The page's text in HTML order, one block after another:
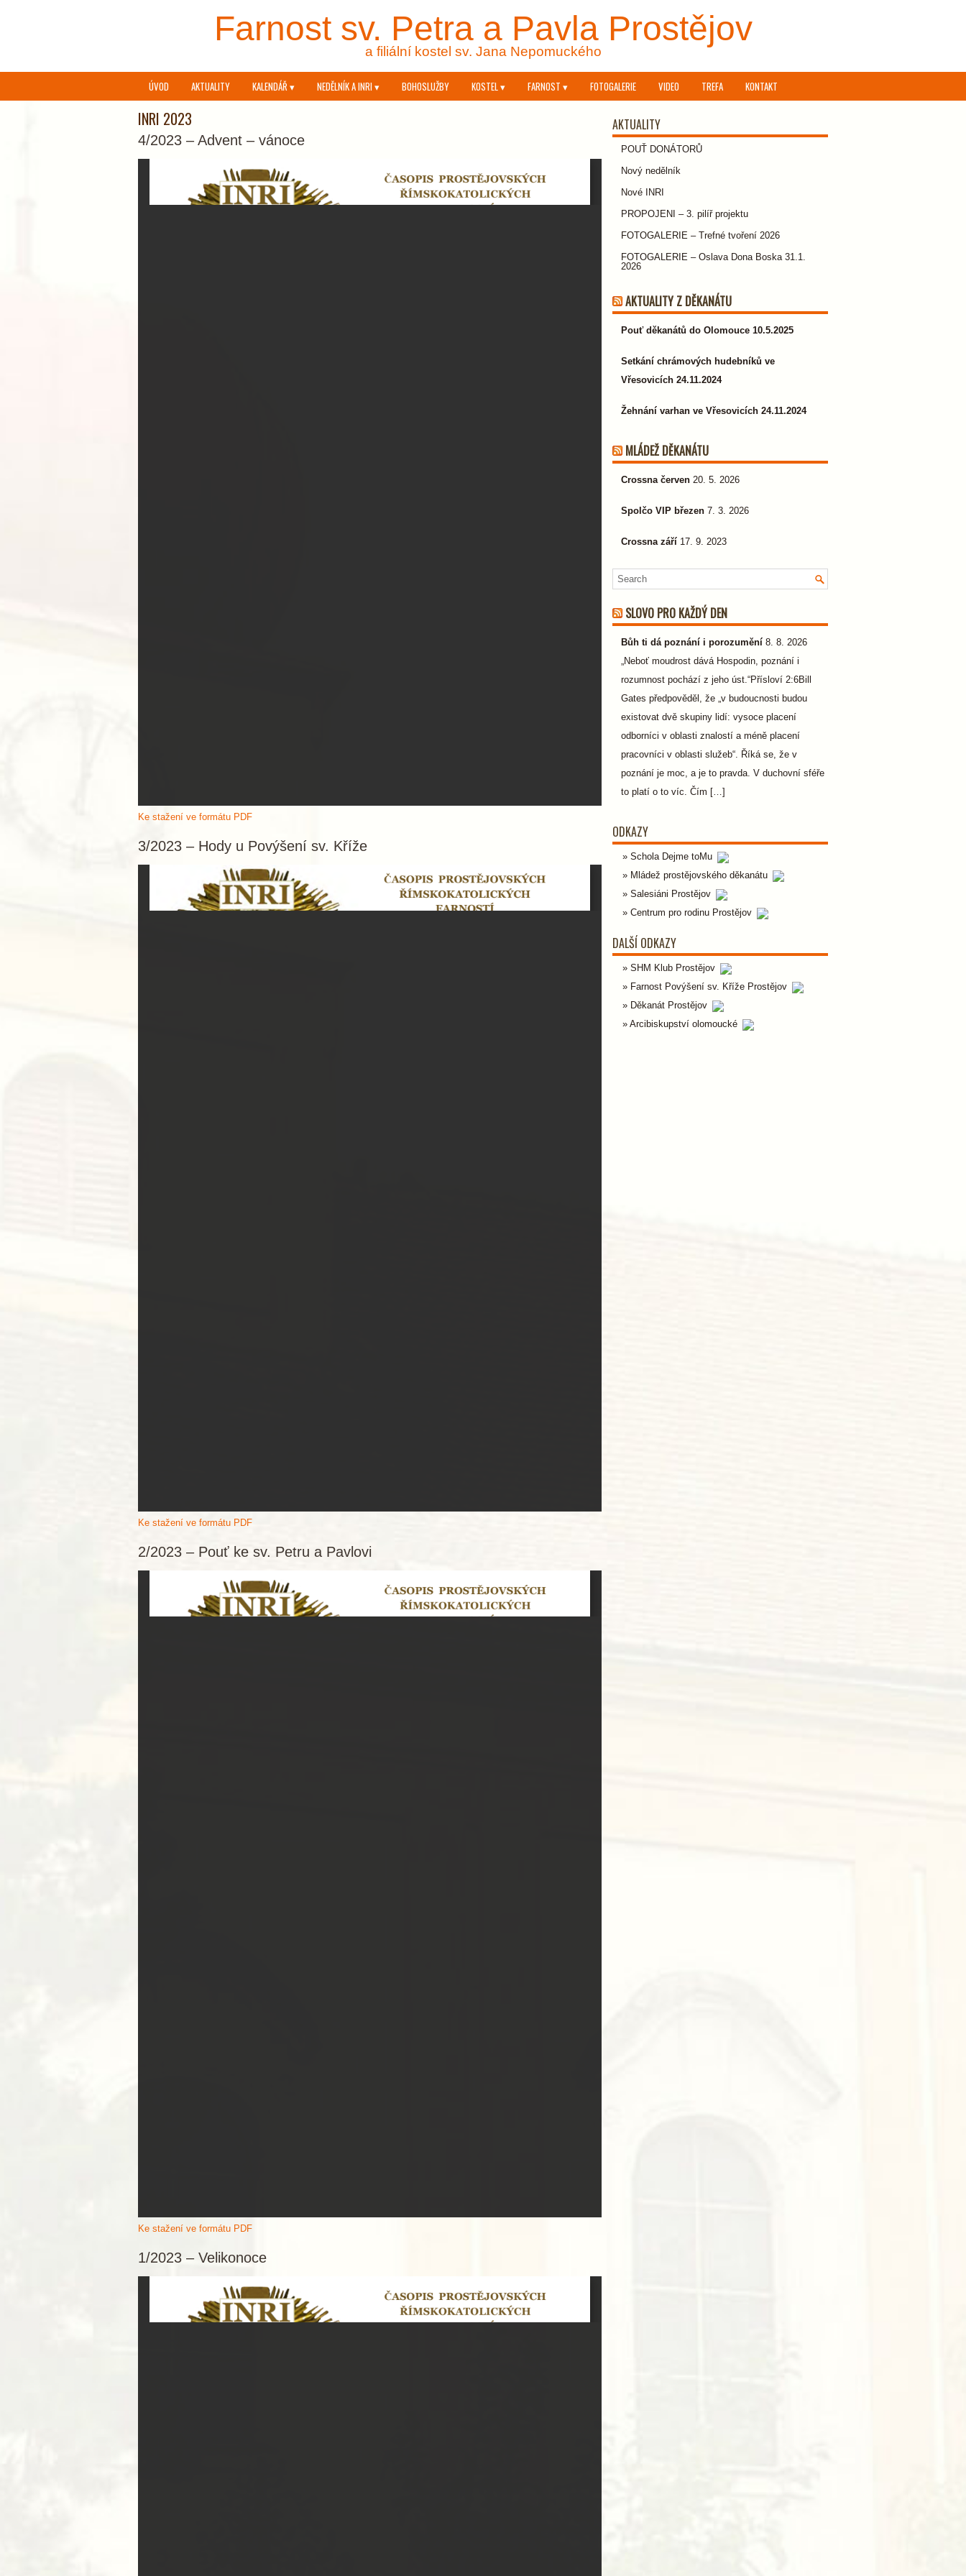
Farnost sv. Petra a Pavla Prostějov
a filiální kostel sv. Jana Nepomuckého
ÚVOD AKTUALITY KALENDÁŘ ▾ NEDĚLNÍK A INRI ▾ BOHOSLUŽBY KOSTEL ▾ FARNOST ▾ FOTOGALERIE VIDEO TREFA KONTAKT
INRI 2023
4/2023 – Advent – vánoce
Ke stažení ve formátu PDF
3/2023 – Hody u Povýšení sv. Kříže
Ke stažení ve formátu PDF
2/2023 – Pouť ke sv. Petru a Pavlovi
Ke stažení ve formátu PDF
1/2023 – Velikonoce
AKTUALITY
POUŤ DONÁTORŮ
Nový nedělník
Nové INRI
PROPOJENI – 3. pilíř projektu
FOTOGALERIE – Trefné tvoření 2026
FOTOGALERIE – Oslava Dona Boska 31.1.
2026
AKTUALITY Z DĚKANÁTU
Pouť děkanátů do Olomouce 10.5.2025
Setkání chrámových hudebníků ve
Vřesovicích 24.11.2024
Žehnání varhan ve Vřesovicích 24.11.2024
MLÁDEŽ DĚKANÁTU
Crossna červen 20. 5. 2026
Spolčo VIP březen 7. 3. 2026
Crossna září 17. 9. 2023
SLOVO PRO KAŽDÝ DEN
Bůh ti dá poznání i porozumění 8. 8. 2026
„Neboť moudrost dává Hospodin, poznání i
rozumnost pochází z jeho úst.“Přísloví 2:6Bill
Gates předpověděl, že „v budoucnosti budou
existovat dvě skupiny lidí: vysoce placení
odborníci v oblasti znalostí a méně placení
pracovníci v oblasti služeb“. Říká se, že v
poznání je moc, a je to pravda. V duchovní sféře
to platí o to víc. Čím […]
ODKAZY
Schola Dejme toMu
Mládež prostějovského děkanátu
Salesiáni Prostějov
Centrum pro rodinu Prostějov
DALŠÍ ODKAZY
SHM Klub Prostějov
Farnost Povýšení sv. Kříže Prostějov
Děkanát Prostějov
Arcibiskupství olomoucké